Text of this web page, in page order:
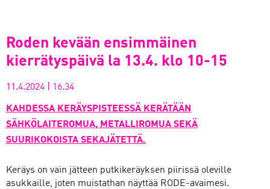
Roden kevään ensimmäinen
kierrätyspäivä la 13.4. klo 10-15
11.4.2024 16.34
KAHDESSA KERÄYSPISTEESSÄ KERÄTÄÄN
SÄHKÖLAITEROMUA, METALLIROMUA SEKÄ
SUURIKOKOISTA SEKAJÄTETTÄ.
Keräys on vain jätteen putkikeräyksen piirissä oleville
asukkaille, joten muistathan näyttää RODE-avaimesi.